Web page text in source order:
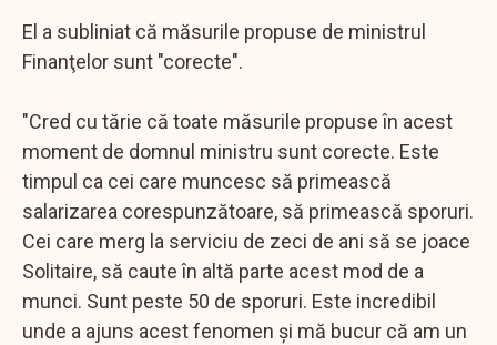
El a subliniat că măsurile propuse de ministrul
Finanţelor sunt "corecte".
"Cred cu tărie că toate măsurile propuse în acest
moment de domnul ministru sunt corecte. Este
timpul ca cei care muncesc să primească
salarizarea corespunzătoare, să primească sporuri.
Cei care merg la serviciu de zeci de ani să se joace
Solitaire, să caute în altă parte acest mod de a
munci. Sunt peste 50 de sporuri. Este incredibil
unde a ajuns acest fenomen şi mă bucur că am un